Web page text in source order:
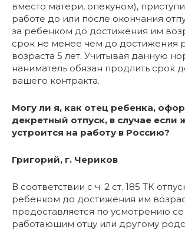
вместо матери, опекуном),
работе до или после окончания
за ребенком до достижения им
срок не менее чем до достижения
возраста 5 лет. Учитывая данную
наниматель обязан продлить срок
вашего контракта.
Могу ли я, как отец ребенка,
декретный отпуск, в случае если
устроится на работу в Россию?
Григорий, г. Чериков
В соответствии с ч. 2 ст. 185 ТК
ребенком до достижения им
предоставляется по усмотрению
работающим отцу или другому